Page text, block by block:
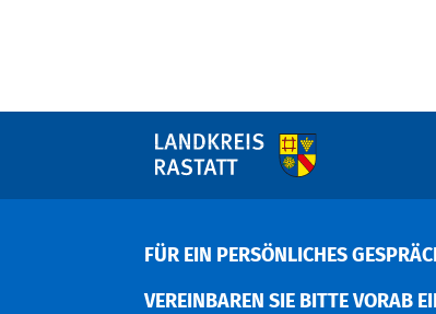
FÜR EIN PERSÖNLICHES
EREINBAREN SIE BITTE VORAB